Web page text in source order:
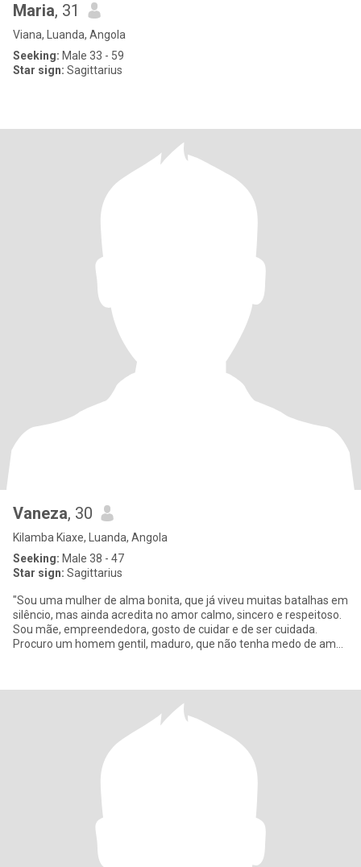
Maria, 31
Viana, Luanda, Angola
Seeking: Male 33 - 59
Star sign: Sagittarius
Vaneza, 30
Kilamba Kiaxe, Luanda, Angola
Seeking: Male 38 - 47
Star sign: Sagittarius
"Sou uma mulher de alma bonita, que já viveu muitas batalhas em
silêncio, mas ainda acredita no amor calmo, sincero e respeitoso.
Sou mãe, empreendedora, gosto de cuidar e de ser cuidada.
Procuro um homem gentil, maduro, que não tenha medo de amar